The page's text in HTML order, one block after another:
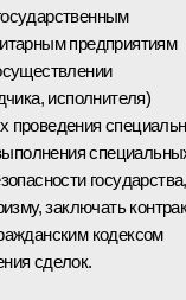
предприятиям
исполнителя)
проведения
государства,
заключать
кодексом
сделок.